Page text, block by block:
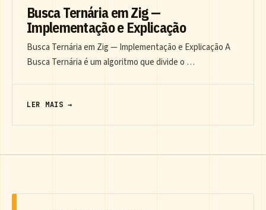
Busca Ternária em Zig —
Implementação e Explicação
Busca Ternária em Zig — Implementação e Explicação A
Busca Ternária é um algoritmo que divide o …
LER MAIS →